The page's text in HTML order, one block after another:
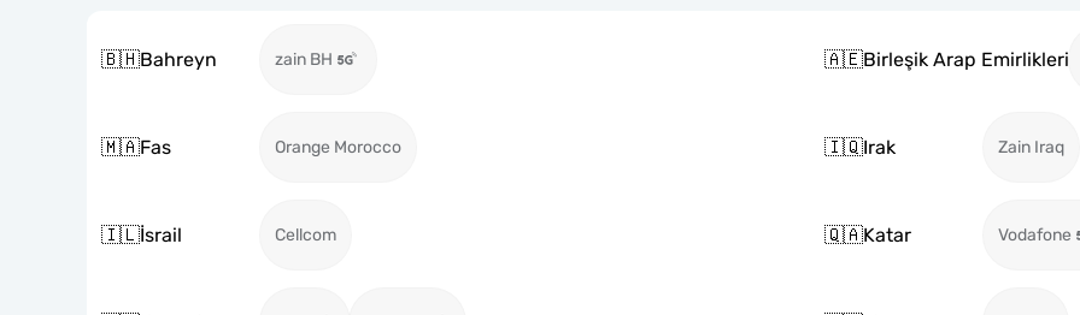
🇧🇭Bahreyn zain BH 🇦🇪Birleşik Arap Emirlikleri
🇲🇦Fas Orange Morocco 🇮🇶Irak Zain Iraq
🇮🇱İsrail Cellcom 🇶🇦Katar Vodafone